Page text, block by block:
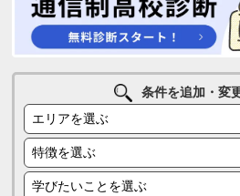
条件を追加・変